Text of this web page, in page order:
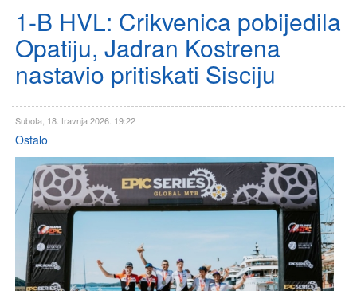
1-B HVL: Crikvenica pobijedila
Opatiju, Jadran Kostrena
nastavio pritiskati Sisciju
Subota, 18. travnja 2026. 19:22
Ostalo